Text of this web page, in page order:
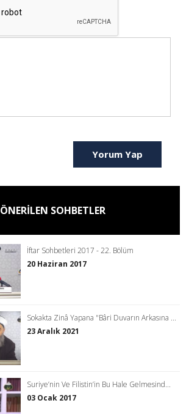
Yorum Yap
ÖNERİLEN SOHBETLER
İftar Sohbetleri 2017 - 22. Bölüm
20 Haziran 2017
Sokakta Zinâ Yapana "Bâri Duvarın Arkasına ...
23 Aralık 2021
Suriye’nin Ve Filistin’in Bu Hale Gelmesind...
03 Ocak 2017